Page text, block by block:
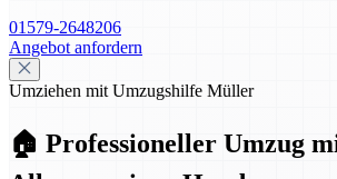
01579-2648206
Angebot anfordern
Umziehen mit Umzugshilfe Müller
🏠 Professioneller Umzug